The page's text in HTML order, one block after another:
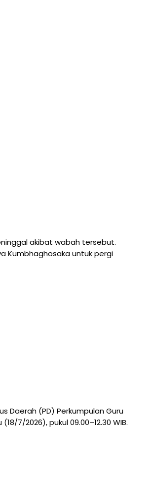
akibat wabah tersebut.
Kumbhaghosaka untuk pergi
Daerah (PD) Perkumpulan Guru
7/2026), pukul 09.00–12.30 WIB.